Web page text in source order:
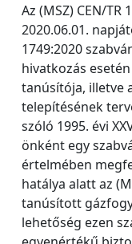
Az (MSZ) CEN/TR
2020.06.01.
1749:2020
hivatkozás
tanúsítója, illetve
telepítésének
szóló 1995. évi
önként egy
értelmében
hatálya alatt az
tanúsított
lehetőség ezen